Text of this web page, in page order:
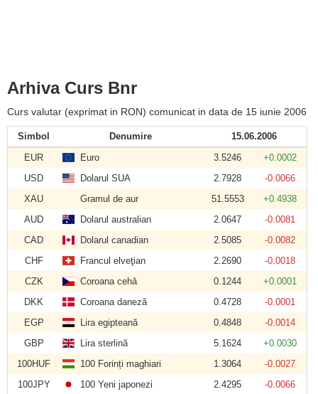
Arhiva Curs Bnr
Curs valutar (exprimat in RON) comunicat in data de 15 iunie 2006
Simbol Denumire
15.06.2006
EUR
Euro 3.5246
+0.0002
USD
Dolarul SUA 2.7928
-0.0066
XAU
Gramul de aur 51.5553
+0.4938
AUD
Dolarul australian 2.0647
-0.0081
CAD
Dolarul canadian 2.5085
-0.0082
CHF
Francul elveţian 2.2690
-0.0018
CZK
Coroana cehă 0.1244
+0.0001
DKK
Coroana daneză 0.4728
-0.0001
EGP
Lira egipteană 0.4848
-0.0014
GBP
Lira sterlină 5.1624
+0.0030
100HUF
100 Forinți maghiari 1.3064
-0.0027
100JPY
100 Yeni japonezi 2.4295
-0.0066